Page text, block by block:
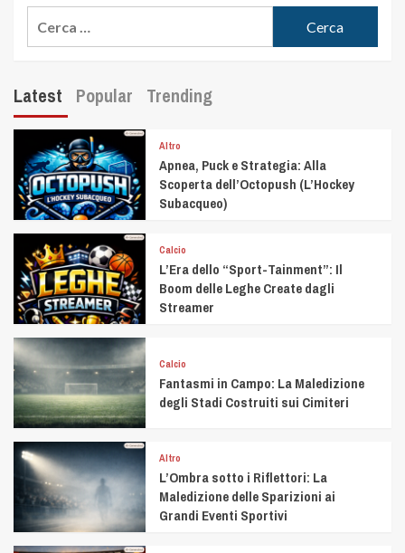
Latest Popular Trending
Altro
Apnea, Puck e Strategia: Alla
Scoperta dell’Octopush (L’Hockey
Subacqueo)
Calcio
L’Era dello “Sport-Tainment”: Il
Boom delle Leghe Create dagli
Streamer
Calcio
Fantasmi in Campo: La Maledizione
degli Stadi Costruiti sui Cimiteri
Altro
L’Ombra sotto i Riflettori: La
Maledizione delle Sparizioni ai
Grandi Eventi Sportivi